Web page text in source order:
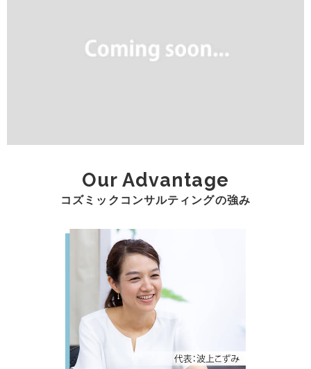
Our Advantage
コズミックコンサルティングの強み